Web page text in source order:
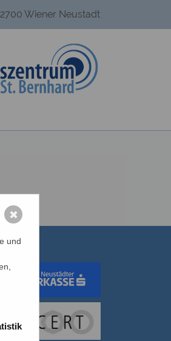
Wiener Neustadt
und
✖